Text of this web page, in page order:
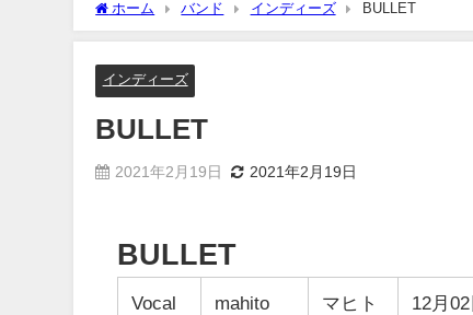
ホーム バンド インディーズ BULLET
インディーズ
BULLET
2021年2月19日 2021年2月19日
BULLET
Vocal mahito マヒト 12月